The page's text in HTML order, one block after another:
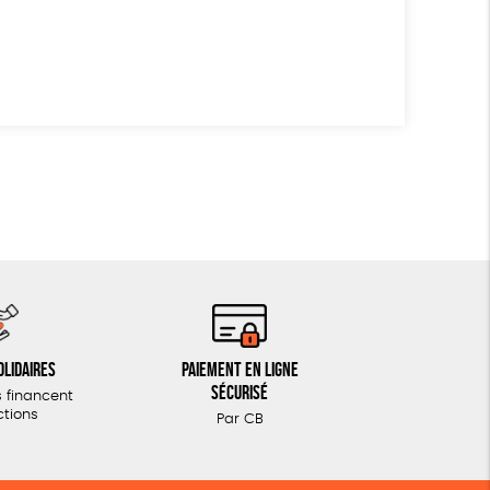
financent
Paiement en ligne
sécurisé
Par CB